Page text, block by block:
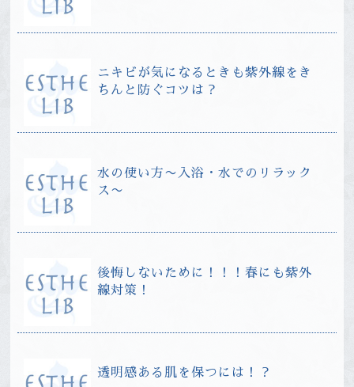
ニキビが気になるときも紫外線をき
ちんと防ぐコツは？
水の使い方〜入浴・水でのリラック
ス〜
後悔しないために！！！春にも紫外
線対策！
透明感ある肌を保つには！？